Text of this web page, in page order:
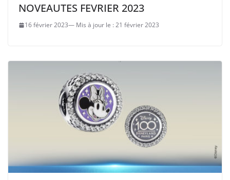
NOVEAUTES FEVRIER 2023
16 février 2023 21 février 2023